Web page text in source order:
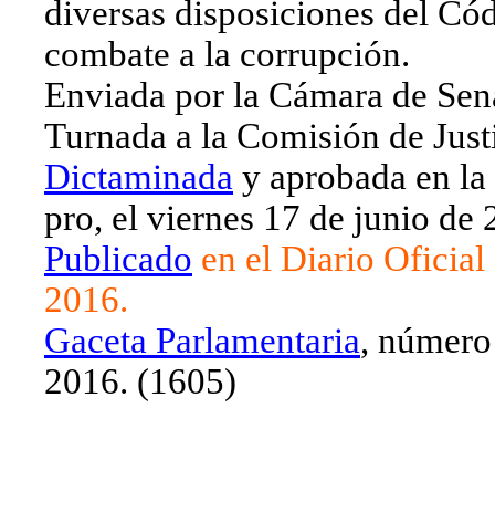
diversas disposiciones del
combate a la corrupción.
Enviada por la Cámara de
Turnada a la Comisión de
Dictaminada y aprobada en
pro, el viernes 17 de junio de
Publicado en el Diario Oficial
2016.
Gaceta Parlamentaria,
2016. (1605)